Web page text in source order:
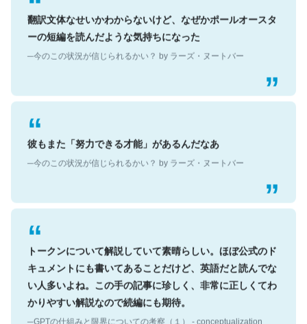
翻訳文体なせいかわからないけど、なぜかポールオースタ
ーの短編を読んだような気持ちになった
彼もまた「努力できる才能」があるんだなあ
トークンについて解説していて素晴らしい。ほぼ公式のド
キュメントにも書いてあることだけど、英語だと読んでな
い人多いよね。この手の記事に珍しく、非常に正しくてわ
かりやすい解説なので続編にも期待。
─GPTの仕組みと限界についての考察（１） - conceptualization